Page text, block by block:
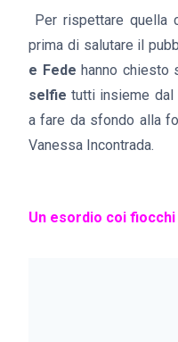
Per rispettare quella
prima di salutare il
e Fede hanno chiesto
selfie tutti insieme dal
a fare da sfondo alla
Vanessa Incontrada.
Un esordio coi